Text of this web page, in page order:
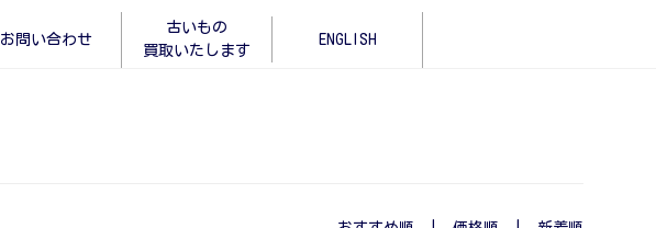
お問い合わせ
古いもの
買取いたします
ENGLISH